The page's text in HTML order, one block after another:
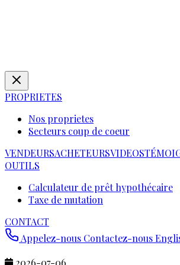
PROPRIETES
Nos proprietes
Secteurs coup de coeur
VENDEURSACHETEURSVIDEOS
OUTILS
Calculateur de prêt hypothécaire
Taxe de mutation
CONTACT
Appelez-nous Contactez-nous
2026-07-06